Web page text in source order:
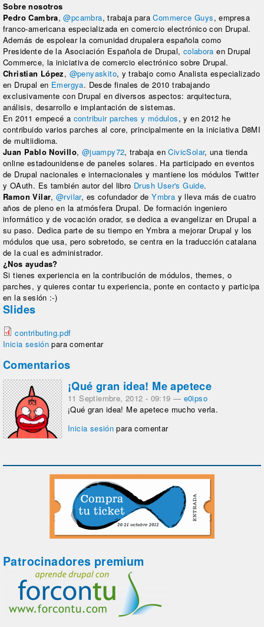
Sobre nosotros
Pedro Cambra,@pcambra, trabaja paraCommerce Guys, empresa
franco-americana especializada en comercio electrónico con Drupal.
Además de espolear la comunidad drupalera española como
Presidente de la Asociación Española de Drupal, colabora en Drupal
Commerce, la iniciativa de comercio electrónico sobre Drupal.
Christian López, @penyaskito, y trabajo como Analista especializado
en Drupal en Emergya. Desde finales de 2010 trabajando
exclusivamente con Drupal en diversos aspectos: arquitectura,
análisis, desarrollo e implantación de sistemas.
En 2011 empecé a contribuir parches y módulos, y en 2012 he
contribuido varios parches al core, principalmente en la iniciativa D8MI
de multiidioma.
Juan Pablo Novillo, @juampy72, trabaja enCivicSolar, una tienda
online estadounidense de paneles solares. Ha participado en eventos
de Drupal nacionales e internacionales y mantiene los módulos Twitter
y OAuth. Es también autor del libro Drush User's Guide.
Ramon Vilar,@rvilar, es cofundador deYmbra y lleva más de cuatro
años de pleno en la atmósfera Drupal. De formación ingeniero
informático y de vocación orador, se dedica a evangelizar en Drupal a
su paso. Dedica parte de su tiempo en Ymbra a mejorar Drupal y los
módulos que usa, pero sobretodo, se centra en la traducción catalana
de la cual es administrador.
¿Nos ayudas?
Si tienes experiencia en la contribución de módulos, themes, o
parches, y quieres contar tu experiencia, ponte en contacto y participa
en la sesión :-)
Slides
contributing.pdf
Inicia sesión para comentar
Comentarios
¡Qué gran idea! Me apetece
11 Septiembre, 2012 - 09:19 — e0ipso
¡Qué gran idea! Me apetece mucho verla.
Inicia sesión para comentar
Patrocinadores premium